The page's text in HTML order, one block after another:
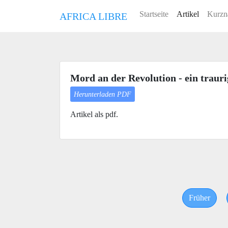
AFRICA LIBRE Startseite Artikel
Mord an der Revolution - ein
Herunterladen PDF
Artikel als pdf.
Früher